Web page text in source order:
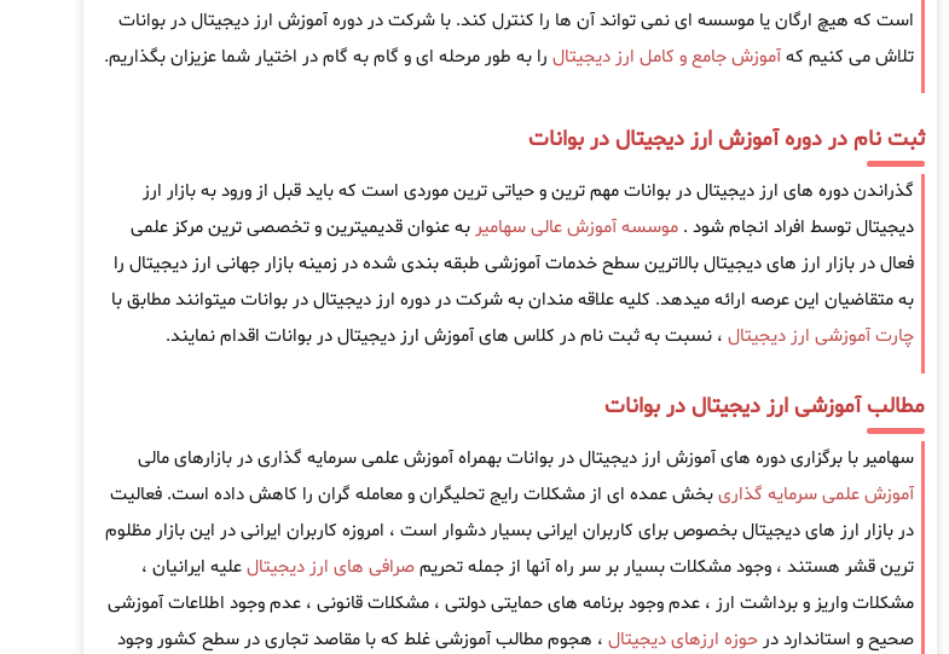
است که هیچ ارگان یا موسسه ای نمی تواند آن ها را کنترل کند. با شرکت در دوره آموزش ارز دیجیتال در بوانات
تلاش می کنیم کهآموزش جامع و کامل ارز دیجیتال را به طور مرحله ای و گام به گام در اختیار شما عزیزان بگذاریم.
ثبت نام در دوره آموزش ارز دیجیتال در بوانات
گذراندن دوره های ارز دیجیتال در بوانات مهم ترین و حیاتی ترین موردی است که باید قبل از ورود به بازار ارز
دیجیتال توسط افراد انجام شود . موسسه آموزش عالی سهامیربه عنوان قدیمیترین و تخصصی ترین مرکز علمی
فعال در بازار ارز های دیجیتال بالاترین سطح خدمات آموزشی طبقه بندی شده در زمینه بازار جهانی ارز دیجیتال را
به متقاضیان این عرصه ارائه میدهد. کلیه علاقه مندان به شرکت در دوره ارز دیجیتال در بوانات میتوانند مطابق با
چارت آموزشی ارز دیجیتال ، نسبت به ثبت نام در کلاس های آموزش ارز دیجیتال در بوانات اقدام نمایند.
مطالب آموزشی ارز دیجیتال در بوانات
سهامیر با برگزاری دوره های آموزش ارز دیجیتال در بوانات بهمراه آموزش علمی سرمایه گذاری در بازارهای مالی
آموزش علمی سرمایه گذاریبخش عمده ای از مشکلات رایج تحلیگران و معامله گران را کاهش داده است. فعالیت
در بازار ارز های دیجیتال بخصوص برای کاربران ایرانی بسیار دشوار است ، امروزه کاربران ایرانی در این بازار مظلوم
ترین قشر هستند ، وجود مشکلات بسیار بر سر راه آنها از جمله تحریمصرافی های ارز دیجیتالعلیه ایرانیان ،
مشکلات واریز و برداشت ارز ، عدم وجود برنامه های حمایتی دولتی ، مشکلات قانونی ، عدم وجود اطلاعات آموزشی
صحیح و استاندارد در حوزه ارزهای دیجیتال ، هجوم مطالب آموزشی غلط که با مقاصد تجاری در سطح کشور وجود